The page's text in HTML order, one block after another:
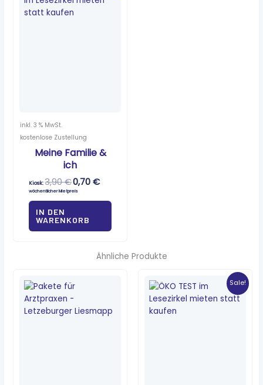
inkl. 3 % MwSt.
kostenlose Zustellung
Meine Familie &
ich
Kiosk:3,90€0,70€
wöchentlicher Mietpreis
IN DEN
WARENKORB
Ähnliche Produkte
Sale!
war:
7,80 €
Aktueller
ist:
1,30 €.